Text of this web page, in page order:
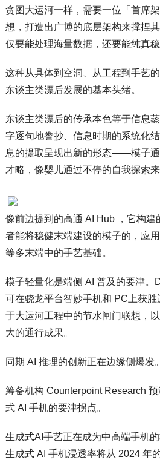
贪图大运河一样，需要一位「首席
想，打造出广博的底层架构来撑捏
仅要能处理海量数据，还要能纯真稳
这种从具体到空洞、从工程到手艺
东谈主类漂后发展的基本头绪。
东谈主类漂后的传承本色等于信息
字逐句地誊抄、信息时期的系统化
息的提取呈现出新的形态——模子
才略，像婴儿通过不停的自我探索来
像前边提到的高通 AI Hub ，它构
者能将稳健末端建设的模子的，应
等多末端中的手艺基础。
模子轻量化是端侧 AI 普及的要津。
可在骁龙平台智妙手机和 PC上获
于大运河工程中的节水闸门联想，
大的通行成果。
同期 AI 推理的创新正在边缘侧爆发。
筹备机构 Counterpoint Research
式 AI 手机的要津拐点。
生成式AI手艺正在成为中高端手机
生成式 AI 手机浸透率将从 2024 年